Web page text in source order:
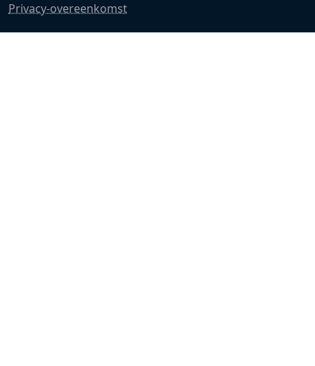
Privacy-overeenkomst